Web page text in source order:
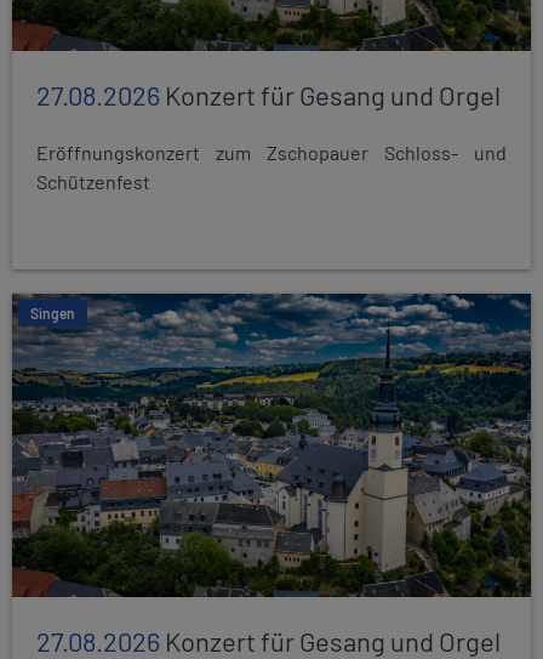
27.08.2026 Konzert für Gesang und Orgel
Eröffnungskonzert zum Zschopauer Schloss- und
Schützenfest
Singen
27.08.2026 Konzert für Gesang und Orgel